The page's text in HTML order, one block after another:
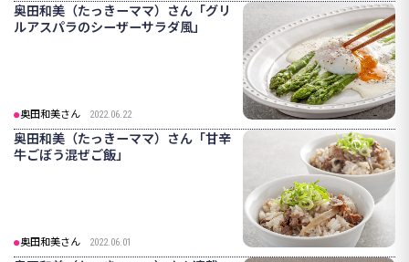
奥田和美（たっきーママ）さん「グリ
ルアスパラのシーザーサラダ風」
奥田和美さん 2022.06.22
奥田和美（たっきーママ）さん「甘辛
牛ごぼう混ぜご飯」
奥田和美さん 2022.06.01